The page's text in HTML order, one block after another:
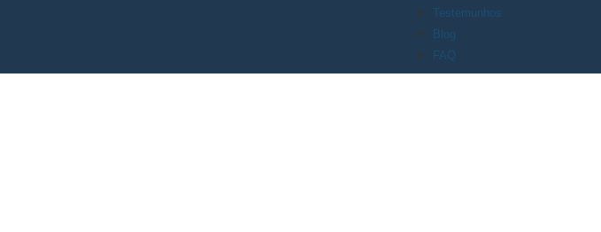
Testemunhos
Blog
FAQ